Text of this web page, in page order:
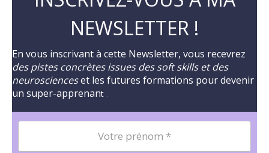
NEWSLETTER !
En vous inscrivant à cette Newsletter, vous recevrez
des pistes concrètes issues des soft skills et des
neuroscienceset les futures formations pour devenir
un super-apprenant